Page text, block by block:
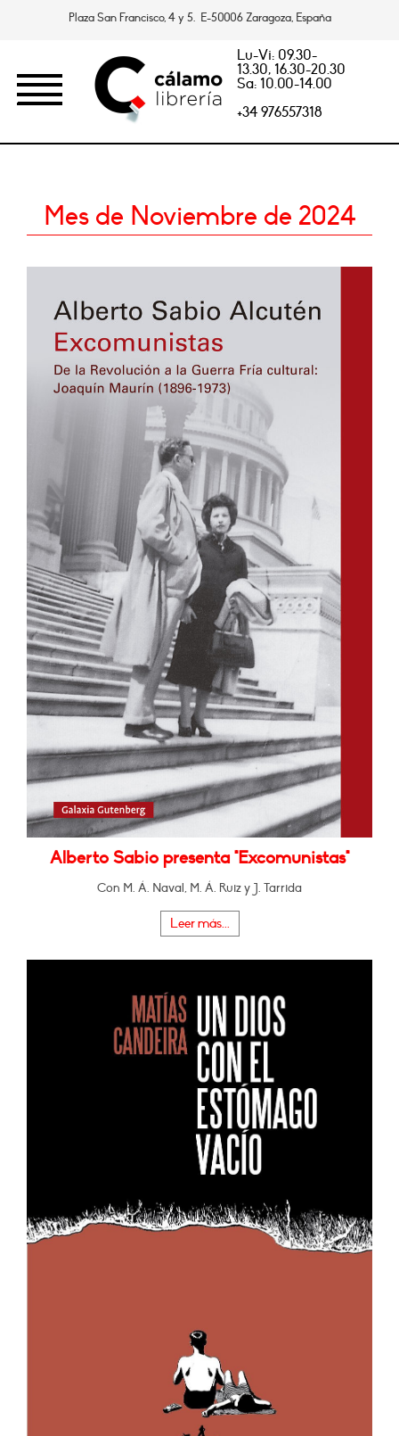
Plaza San Francisco, 4 y 5. E-50006 Zaragoza, España
Lu-Vi: 09.30-
13.30, 16.30-20.30
Sa: 10.00-14.00
+34 976557318
Mes de Noviembre de 2024
Alberto Sabio presenta "Excomunistas"
Con M. Á. Naval, M. Á. Ruiz y J. Tarrida
Leer más...